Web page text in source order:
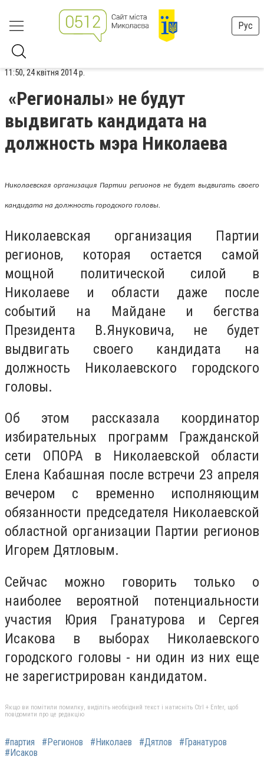
Рус
11:50, 24 квітня 2014 р.
«Регионалы» не будут
выдвигать кандидата на
должность мэра Николаева
Николаевская организация Партии регионов не будет выдвигать своего
кандидата на должность городского головы.
Николаевская организация Партии
регионов, которая остается самой
мощной политической силой в
Николаеве и области даже после
событий на Майдане и бегства
Президента В.Януковича, не будет
выдвигать своего кандидата на
должность Николаевского городского
головы.
Об этом рассказала координатор
избирательных программ Гражданской
сети ОПОРА в Николаевской области
Елена Кабашная после встречи 23 апреля
вечером с временно исполняющим
обязанности председателя Николаевской
областной организации Партии регионов
Игорем Дятловым.
Сейчас можно говорить только о
наиболее вероятной потенциальности
участия Юрия Гранатурова и Сергея
Исакова в выборах Николаевского
городского головы - ни один из них еще
не зарегистрирован кандидатом.
Якщо ви помітили помилку, виділіть необхідний текст і натисніть Ctrl + Enter, щоб
повідомити про це редакцію
#партия #Регионов #Николаев #Дятлов
#Гранатуров
#Исаков